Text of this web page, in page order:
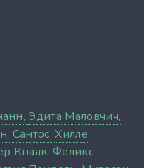
Эдита Маловчич,
Сантос,Хилле
Кнаак,Феликс